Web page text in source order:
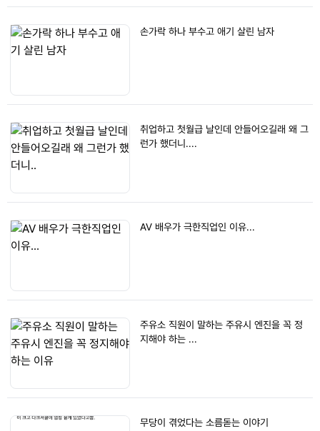
손가락 하나 부수고 애기 살린 남자
취업하고 첫월급 날인데 안들어오길래 왜 그
런가 했더니....
AV 배우가 극한직업인 이유...
주유소 직원이 말하는 주유시 엔진을 꼭 정
지해야 하는 ...
무당이 겪었다는 소름돋는 이야기